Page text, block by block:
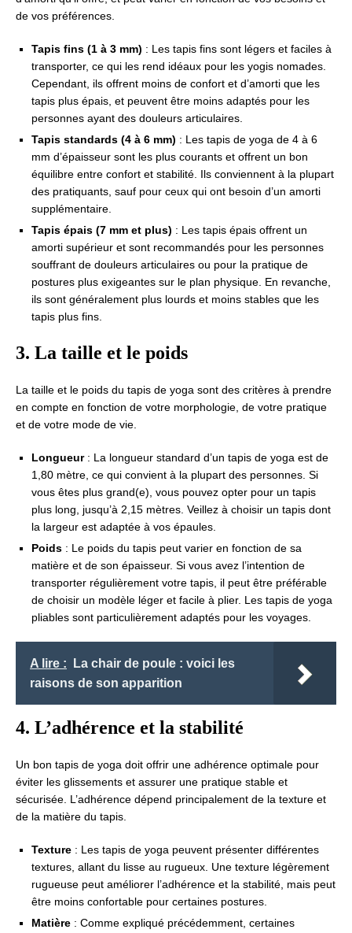
de vos préférences.
Tapis fins (1 à 3 mm) : Les tapis fins sont légers et faciles à
transporter, ce qui les rend idéaux pour les yogis nomades.
Cependant, ils offrent moins de confort et d’amorti que les
tapis plus épais, et peuvent être moins adaptés pour les
personnes ayant des douleurs articulaires.
Tapis standards (4 à 6 mm) : Les tapis de yoga de 4 à 6
mm d’épaisseur sont les plus courants et offrent un bon
équilibre entre confort et stabilité. Ils conviennent à la plupart
des pratiquants, sauf pour ceux qui ont besoin d’un amorti
supplémentaire.
Tapis épais (7 mm et plus) : Les tapis épais offrent un
amorti supérieur et sont recommandés pour les personnes
souffrant de douleurs articulaires ou pour la pratique de
postures plus exigeantes sur le plan physique. En revanche,
ils sont généralement plus lourds et moins stables que les
tapis plus fins.
3. La taille et le poids
La taille et le poids du tapis de yoga sont des critères à prendre
en compte en fonction de votre morphologie, de votre pratique
et de votre mode de vie.
Longueur: La longueur standard d’un tapis de yoga est de
1,80 mètre, ce qui convient à la plupart des personnes. Si
vous êtes plus grand(e), vous pouvez opter pour un tapis
plus long, jusqu’à 2,15 mètres. Veillez à choisir un tapis dont
la largeur est adaptée à vos épaules.
Poids : Le poids du tapis peut varier en fonction de sa
matière et de son épaisseur. Si vous avez l’intention de
transporter régulièrement votre tapis, il peut être préférable
de choisir un modèle léger et facile à plier. Les tapis de yoga
pliables sont particulièrement adaptés pour les voyages.
A lire :
La chair de poule : voici les
raisons de son apparition
4. L’adhérence et la stabilité
Un bon tapis de yoga doit offrir une adhérence optimale pour
éviter les glissements et assurer une pratique stable et
sécurisée. L’adhérence dépend principalement de la texture et
de la matière du tapis.
Texture : Les tapis de yoga peuvent présenter différentes
textures, allant du lisse au rugueux. Une texture légèrement
rugueuse peut améliorer l’adhérence et la stabilité, mais peut
être moins confortable pour certaines postures.
Matière : Comme expliqué précédemment, certaines